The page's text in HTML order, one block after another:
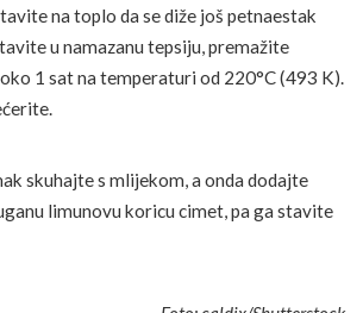
na toplo da se diže još petnaestak
u namazanu tepsiju, premažite
1 sat na temperaturi od 220°C (493 K).
skuhajte s mlijekom, a onda dodajte
limunovu koricu cimet, pa ga stavite